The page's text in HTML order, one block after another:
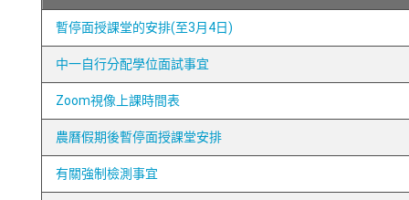
暫停面授課堂的安排(至3月4日)
中一自行分配學位面試事宜
Zoom視像上課時間表
農曆假期後暫停面授課堂安排
有關強制檢測事宜